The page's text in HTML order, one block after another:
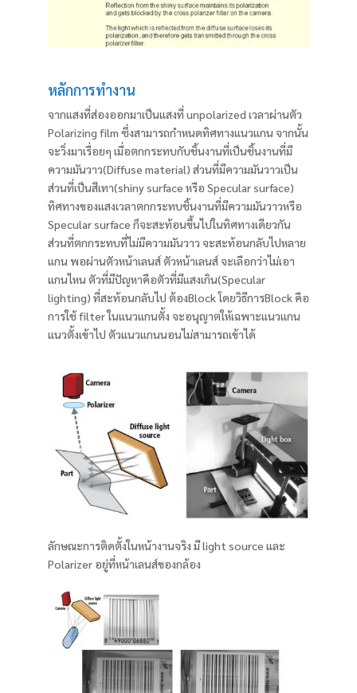
หลักการทำงาน
จากแสงที่ส่องออกมาเป็นแสงที่ unpolarized เวลาผ่านตัว
Polarizing film ซึ่งสามารถกำหนดทิศทางแนวแกน จากนั้น
จะวิ่งมาเรื่อยๆ เมื่อตกกระทบกับชิ้นงานที่เป็นชิ้นงานที่มี
ความมันวาว(Diffuse material) ส่วนที่มีความมันวาวเป็น
ส่วนที่เป็นสีเทา(shiny surface หรือ Specular surface)
ทิศทางของแสงเวลาตกกระทบชิ้นงานที่มีความมันวาวหรือ
Specular surface ก็จะสะท้อนขึ้นไปในทิศทางเดียวกัน
ส่วนที่ตกกระทบที่ไม่มีความมันวาว จะสะท้อนกลับไปหลาย
แกน พอผ่านตัวหน้าเลนส์ ตัวหน้าเลนส์ จะเลือกว่าไม่เอา
แกนไหน ตัวที่มีปัญหาคือตัวที่มีแสงเกิน(Specular
lighting) ที่สะท้อนกลับไป ต้องBlock โดยวิธีการBlock คือ
การใช้ filter ในแนวแกนตั้ง จะอนุญาตให้เฉพาะแนวแกน
แนวตั้งเข้าไป ตัวแนวแกนนอนไม่สามารถเข้าได้
ลักษณะการติดตั้งในหน้างานจริง มี light source และ
Polarizer อยู่ที่หน้าเลนส์ของกล้อง